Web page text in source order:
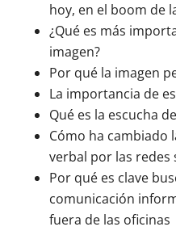
hoy, en el boom de
¿Qué es más
imagen?
Por qué la imagen
La importancia de
Qué es la escucha
Cómo ha cambiado
verbal por las redes
Por qué es clave
comunicación
fuera de las oficinas